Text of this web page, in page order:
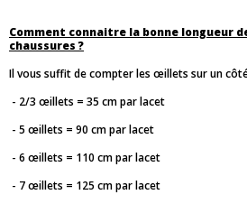
Comment connaitre la bonne longueur
chaussures ?
Il vous suffit de compter les œillets sur un
- 2/3 œillets = 35 cm par lacet
- 5 œillets = 90 cm par lacet
- 6 œillets = 110 cm par lacet
- 7 œillets = 125 cm par lacet